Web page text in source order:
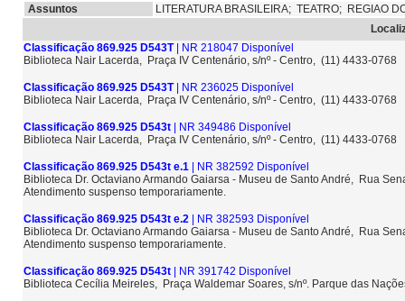
Assuntos
LITERATURA BRASILEIRA; TEATRO; REGIAO
Classificação 869.925 D543T| NR 218047 Disponível
Biblioteca Nair Lacerda, Praça IV Centenário, s/nº - Centro, (11) 4433-0768
Classificação 869.925 D543T| NR 236025 Disponível
Biblioteca Nair Lacerda, Praça IV Centenário, s/nº - Centro, (11) 4433-0768
Classificação 869.925 D543t | NR 349486 Disponível
Biblioteca Nair Lacerda, Praça IV Centenário, s/nº - Centro, (11) 4433-0768
Classificação 869.925 D543t e.1 | NR 382592 Disponível
Biblioteca Dr. Octaviano Armando Gaiarsa - Museu de Santo André, Rua
Atendimento suspenso temporariamente.
Classificação 869.925 D543t e.2 | NR 382593 Disponível
Biblioteca Dr. Octaviano Armando Gaiarsa - Museu de Santo André, Rua
Atendimento suspenso temporariamente.
Classificação 869.925 D543t | NR 391742 Disponível
Biblioteca Cecília Meireles, Praça Waldemar Soares, s/nº. Parque das